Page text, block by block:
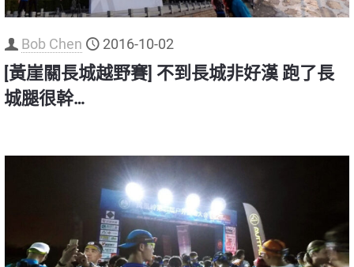
Bob Chen 2016-10-02
[黃崖關長城越野賽] 不到長城非好漢 跑了長
城腿很幹…